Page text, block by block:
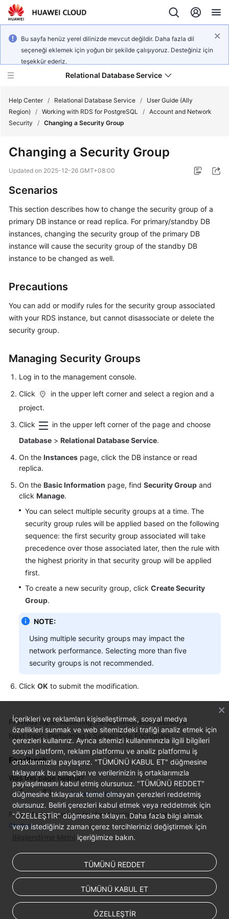
Bu sayfa henüz yerel dilinizde mevcut değildir. Daha fazla dil
seçeneği eklemek için yoğun bir şekilde çalışıyoruz. Desteğiniz için
teşekkür ederiz.
Relational Database Service
Service
Overview
Billing
Getting
Guide
Best
Practices
White
API
Reference
SDK
Reference
FAQs
Troubleshooting
Videos
Glossary
More
Documents
General
Reference
Glossary
Responsibilities
Agreement
White
Papers
Endpoints
Permissions
Help Center / Relational Database Service /
User Guide (Ally
Region)
/ Working with RDS for PostgreSQL / Account and Network
Security
/ Changing a Security Group
Changing a Security Group
Updated on 2025-12-26 GMT+08:00
Scenarios
This section describes how to change the security group of a
primary DB instance or read replica. For primary/standby DB
instances, changing the security group of the primary DB
instance will cause the security group of the standby DB
instance to be changed as well.
Precautions
You can add or modify rules for the security group associated
with your RDS instance, but cannot disassociate or delete the
security group.
Managing Security Groups
Log in to the management console.
Click
in the upper left corner and select a region and a
project.
Click
in the upper left corner of the page and choose
Database > Relational Database Service.
On the Instances page, click the DB instance or read
replica.
On the Basic Information page, find Security Group and
click Manage.
You can select multiple security groups at a time. The
security group rules will be applied based on the following
sequence: the first security group associated will take
precedence over those associated later, then the rule with
the highest priority in that security group will be applied
first.
To create a new security group, click Create Security
Group.
NOTE:
Using multiple security groups may impact the
network performance. Selecting more than five
security groups is not recommended.
Click OK to submit the modification.
Previous topic: Resetting the Administrator Password
Next topic: Performing a Server-Side Encryption
Feedback
Was this page helpful?
Provide feedback
For any further questions, feel free to contact us through the chatbot.
Chatbot
İçerikleri ve reklamları kişiselleştirmek, sosyal medya
özellikleri sunmak ve web sitemizdeki trafiği analiz etmek için
çerezleri kullanırız. Ayrıca sitemizi kullanımınızla ilgili bilgileri
sosyal platform, reklam platformu ve analiz platformu iş
ortaklarımızla paylaşırız. "TÜMÜNÜ KABUL ET" düğmesine
tıklayarak bu amaçları ve verilerinizin iş ortaklarımızla
paylaşılmasını kabul etmiş olursunuz. "TÜMÜNÜ REDDET"
düğmesine tıklayarak temel olmayan çerezleri reddetmiş
olursunuz. Belirli çerezleri kabul etmek veya reddetmek için
"ÖZELLEŞTİR" düğmesine tıklayın. Daha fazla bilgi almak
veya istediğiniz zaman çerez tercihlerinizi değiştirmek için
Bilgilendirme Metni içeriğimize bakın.
TÜMÜNÜ REDDET
TÜMÜNÜ KABUL ET
ÖZELLEŞTİR